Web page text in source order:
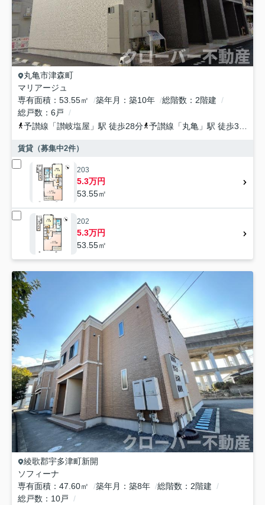
丸亀市津森町
マリアージュ
専有面積
53.55㎡ 築年月 築10年 総階数
2階建
総戸数
6戸
予讃線 「讃岐塩屋 」駅 徒歩28分 予讃線 「丸亀 」駅 徒歩31分
賃貸（募集中2件）
203
5.3万円
53.55㎡
202
5.3万円
53.55㎡
綾歌郡宇多津町新開
ソフィーナ
専有面積
47.60㎡ 築年月 築8年 総階数
2階建
総戸数
10戸